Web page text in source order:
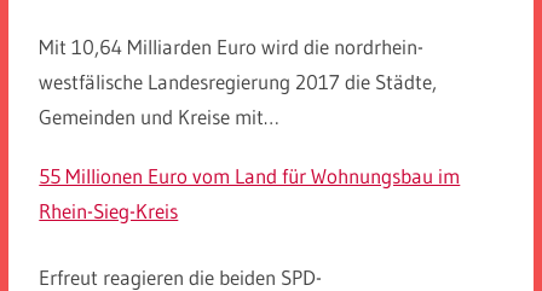
Mit 10,64 Milliarden Euro wird die nordrhein-
westfälische Landesregierung 2017 die Städte,
Gemeinden und Kreise mit…
55 Millionen Euro vom Land für Wohnungsbau im
Rhein-Sieg-Kreis
Erfreut reagieren die beiden SPD-